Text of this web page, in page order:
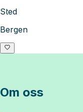
Sted
Bergen
Om oss